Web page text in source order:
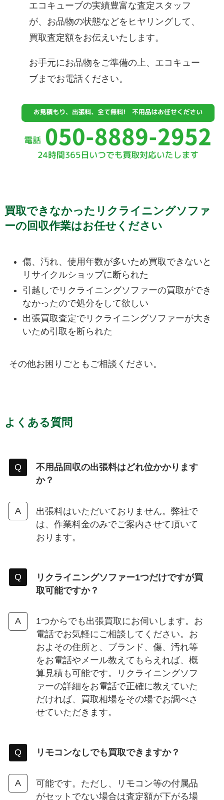
エコキューブの実績豊富な査定スタッフ
が、お品物の状態などをヒヤリングして、
買取査定額をお伝えいたします。
お手元にお品物をご準備の上、エコキュー
ブまでお電話ください。
買取できなかったリクライニングソファ
ーの回収作業はお任せください
傷、汚れ、使用年数が多いため買取できないと
リサイクルショップに断られた
引越しでリクライニングソファーの買取ができ
なかったので処分をして欲しい
出張買取査定でリクライニングソファーが大き
いため引取を断られた
その他お困りごともご相談ください。
よくある質問
不用品回収の出張料はどれ位かかります
か？
出張料はいただいておりません。弊社で
は、作業料金のみでご案内させて頂いて
おります。
リクライニングソファー1つだけですが買
取可能ですか？
1つからでも出張買取にお伺いします。お
電話でお気軽にご相談してください。お
およその住所と、ブランド、傷、汚れ等
をお電話やメール教えてもらえれば、概
算見積も可能です。リクライニングソフ
ァーの詳細をお電話で正確に教えていた
だければ、買取相場をその場でお調べさ
せていただきます。
リモコンなしでも買取できますか？
可能です。ただし、リモコン等の付属品
がセットでない場合は査定額が下がる場